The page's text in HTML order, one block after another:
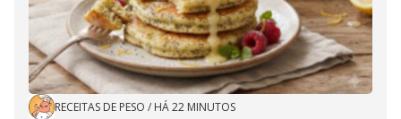
RECEITAS DE PESO / HÁ 22 MINUTOS